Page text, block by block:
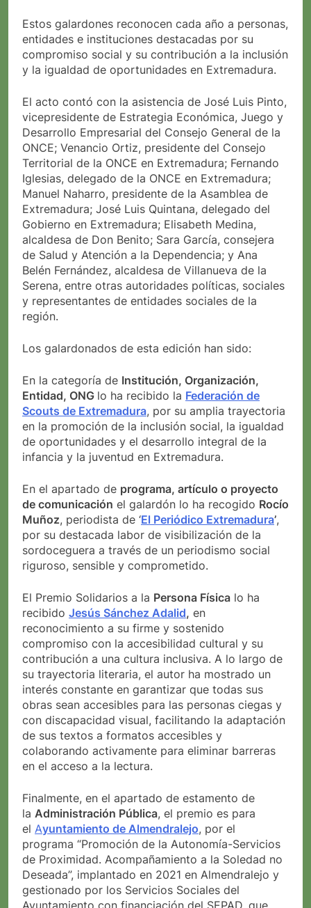
Estos galardones reconocen cada año a personas,
entidades e instituciones destacadas por su
compromiso social y su contribución a la inclusión
y la igualdad de oportunidades en Extremadura.
El acto contó con la asistencia de José Luis Pinto,
vicepresidente de Estrategia Económica, Juego y
Desarrollo Empresarial del Consejo General de la
ONCE; Venancio Ortiz, presidente del Consejo
Territorial de la ONCE en Extremadura; Fernando
Iglesias, delegado de la ONCE en Extremadura;
Manuel Naharro, presidente de la Asamblea de
Extremadura; José Luis Quintana, delegado del
Gobierno en Extremadura; Elisabeth Medina,
alcaldesa de Don Benito; Sara García, consejera
de Salud y Atención a la Dependencia; y Ana
Belén Fernández, alcaldesa de Villanueva de la
Serena, entre otras autoridades políticas, sociales
y representantes de entidades sociales de la
región.
Los galardonados de esta edición han sido:
En la categoría de Institución, Organización,
Entidad, ONG lo ha recibido la Federación de
Scouts de Extremadura, por su amplia trayectoria
en la promoción de la inclusión social, la igualdad
de oportunidades y el desarrollo integral de la
infancia y la juventud en Extremadura.
En el apartado de programa, artículo o proyecto
de comunicación el galardón lo ha recogido Rocío
Muñoz, periodista de ‘El Periódico Extremadura’,
por su destacada labor de visibilización de la
sordoceguera a través de un periodismo social
riguroso, sensible y comprometido.
El Premio Solidarios a la Persona Física lo ha
recibido Jesús Sánchez Adalid, en
reconocimiento a su firme y sostenido
compromiso con la accesibilidad cultural y su
contribución a una cultura inclusiva. A lo largo de
su trayectoria literaria, el autor ha mostrado un
interés constante en garantizar que todas sus
obras sean accesibles para las personas ciegas y
con discapacidad visual, facilitando la adaptación
de sus textos a formatos accesibles y
colaborando activamente para eliminar barreras
en el acceso a la lectura.
Finalmente, en el apartado de estamento de
la Administración Pública, el premio es para
el Ayuntamiento de Almendralejo, por el
programa “Promoción de la Autonomía-Servicios
de Proximidad. Acompañamiento a la Soledad no
Deseada”, implantado en 2021 en Almendralejo y
gestionado por los Servicios Sociales del